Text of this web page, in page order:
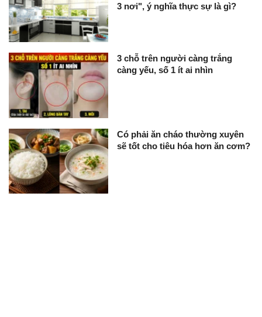
3 nơi", ý nghĩa thực sự là gì?
3 chỗ trên người càng trắng
càng yếu, số 1 ít ai nhìn
Có phải ăn cháo thường xuyên
sẽ tốt cho tiêu hóa hơn ăn cơm?